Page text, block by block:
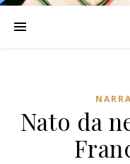
Nato da